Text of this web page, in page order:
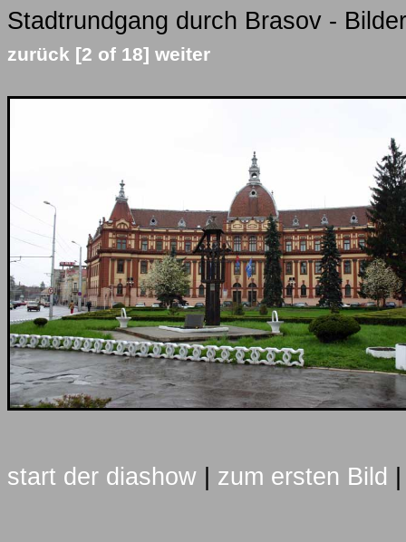
Stadtrundgang durch Brasov -
zurück [2 of 18] weiter
start der diashow zum ersten Bild